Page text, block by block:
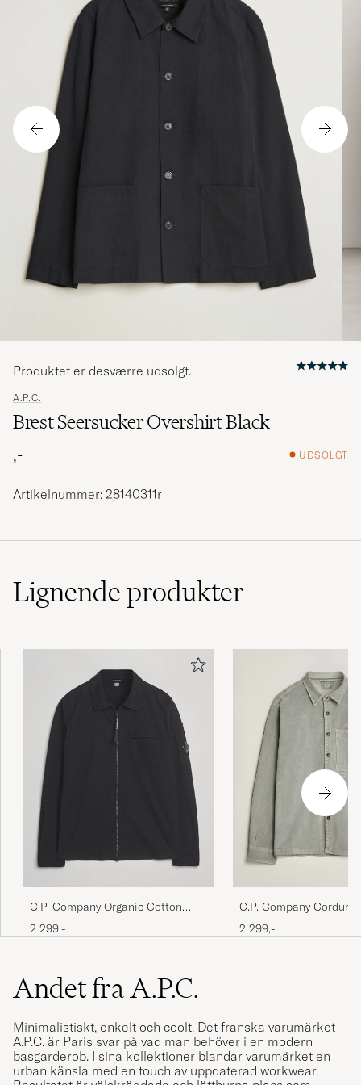
A.P.C.
Brest Seersucker Overshirt Black
,-
UDSOLGT
Produktet er desværre udsolgt.
Artikelnummer: 28140311r
Lignendeprodukter
C.P. Company Organic Cotton
Gabardine Zip Overshirt Black
2 299,-
C.P. Company
Overshirt Light Grey
2 299,-
Andet fra A.P.C.
Minimalistiskt, enkelt och coolt. Det franska varumärket
A.P.C. är Paris svar på vad man behöver i en modern
basgarderob. I sina kollektioner blandar varumärket en
urban känsla med en touch av uppdaterad workwear.